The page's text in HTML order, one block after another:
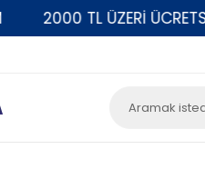
2000 TL ÜZERİ ÜCRETSİZ